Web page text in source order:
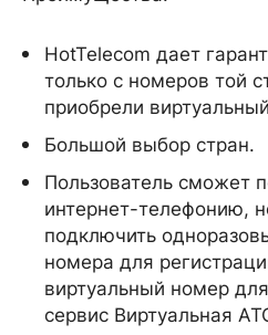
HotTelecom дает
только с номеров той
приобрели
Большой выбор стран.
Пользователь сможет
интернет-телефонию,
подключить
номера для
виртуальный номер
сервис Виртуальная